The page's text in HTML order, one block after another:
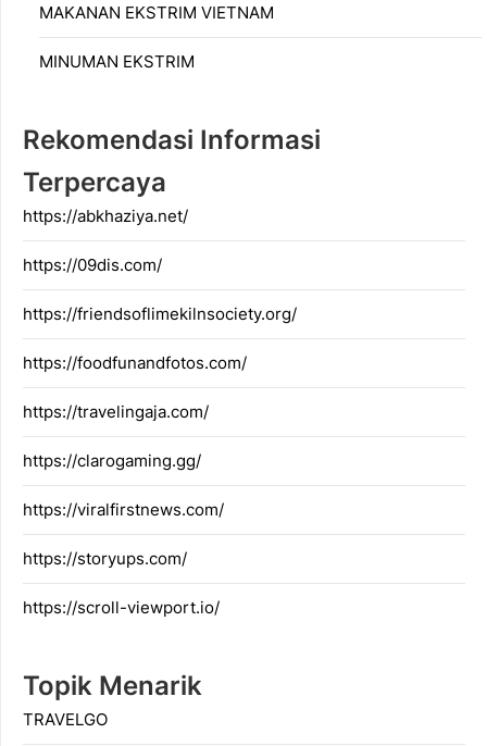
MAKANAN EKSTRIM VIETNAM
MINUMAN EKSTRIM
Rekomendasi Informasi
Terpercaya
https://abkhaziya.net/
https://09dis.com/
https://friendsoflimekilnsociety.org/
https://foodfunandfotos.com/
https://travelingaja.com/
https://clarogaming.gg/
https://viralfirstnews.com/
https://storyups.com/
https://scroll-viewport.io/
Topik Menarik
TRAVELGO